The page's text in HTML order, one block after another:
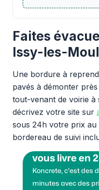
Faites
Issy-les-
Une bordure à
pavés à démonter
tout-venant de voirie
décrivez votre site sur
sous 24h votre prix
bordereau de suivi
vous livre en
Koncrete, c'est des
minutes avec des